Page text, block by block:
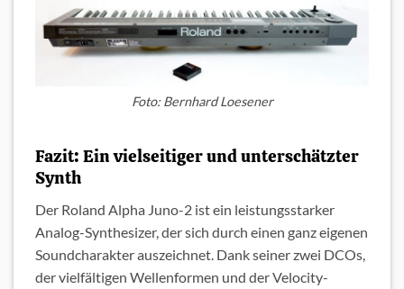
Foto: Bernhard Loesener
Fazit: Ein vielseitiger und unterschätzter
Synth
Der Roland Alpha Juno-2 ist ein leistungsstarker
Analog-Synthesizer, der sich durch einen ganz eigenen
Soundcharakter auszeichnet. Dank seiner zwei DCOs,
der vielfältigen Wellenformen und der Velocity-